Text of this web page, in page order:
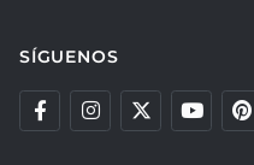
SÍGUENOS